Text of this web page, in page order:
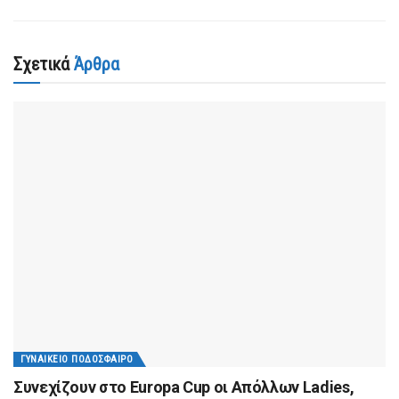
ΣχετικάΆρθρα
ΓΥΝΑΙΚΕΊΟ ΠΟΔΌΣΦΑΙΡΟ
Συνεχίζουν στο Europa Cup οι Aπόλλων Ladies,